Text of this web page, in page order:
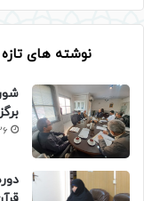
نوشته های تازه
26